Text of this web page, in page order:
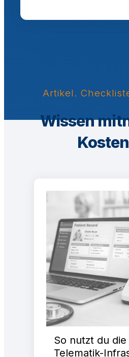
Artikel.
Wissen
So nutzt du die
Telematik-